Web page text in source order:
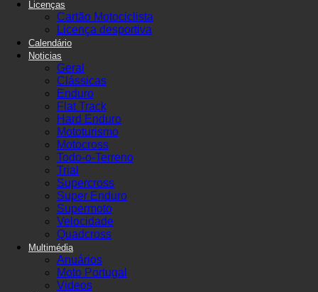
Licenças
Cartão Motociclista
Licença desportiva
Calendário
Noticias
Geral
Clássicas
Enduro
Flat Track
Hard Enduro
Mototurismo
Motocross
Todo-o-Terreno
Trial
Supercross
Super Enduro
Supermoto
Velocidade
Quadcross
Multimédia
Anuários
Moto Portugal
Videos